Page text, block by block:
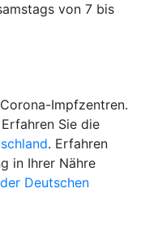
von 7 bis
Impfzentren.
Sie die
. Erfahren
in Ihrer Nähre
Deutschen